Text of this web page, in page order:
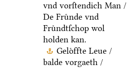
vnd vorſtendich Man /
De Fruͤnde vnd
Fruͤndtſchop wol
holden kan.
Geloͤffte Leue /
balde vorgaeth /